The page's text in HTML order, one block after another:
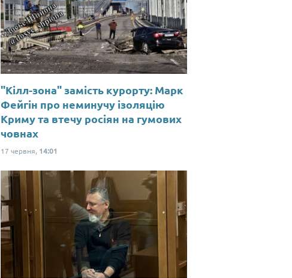
"Кілл-зона" замість курорту: Марк
Фейгін про неминучу ізоляцію
Криму та втечу росіян на гумових
човнах
17 червня, 14:01